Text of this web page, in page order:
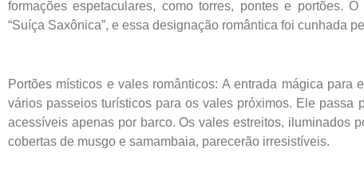
formações espetaculares, como torres, pontes e portões.
“Suíça Saxônica”, e essa designação romântica foi cunhada
Portões místicos e vales românticos: A entrada mágica
vários passeios turísticos para os vales próximos. Ele passa
acessíveis apenas por barco. Os vales estreitos, iluminados
cobertas de musgo e samambaia, parecerão irresistíveis.